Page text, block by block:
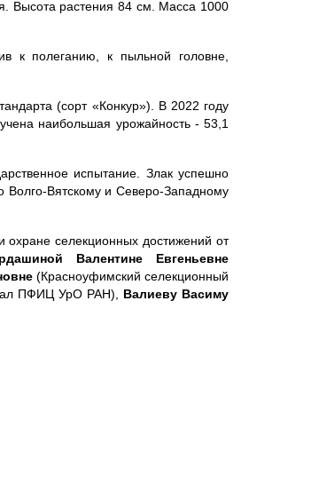
Высота растения 84 см. Масса 1000
к полеганию, к пыльной головне,
(сорт «Конкур»). В 2022 году
наибольшая урожайность - 53,1
испытание. Злак успешно
Волго-Вятскому и Северо-Западному
селекционных достижений от
Валентине Евгеньевне
(Красноуфимский селекционный
ПФИЦ УрО РАН), Валиеву Васиму